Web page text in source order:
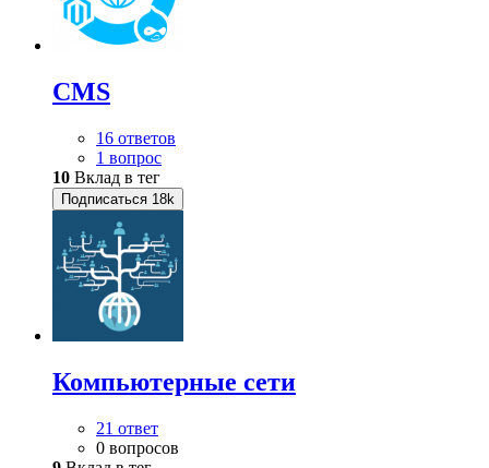
CMS
16 ответов
1 вопрос
10 Вклад в тег
Подписаться 18k
Компьютерные сети
21 ответ
0 вопросов